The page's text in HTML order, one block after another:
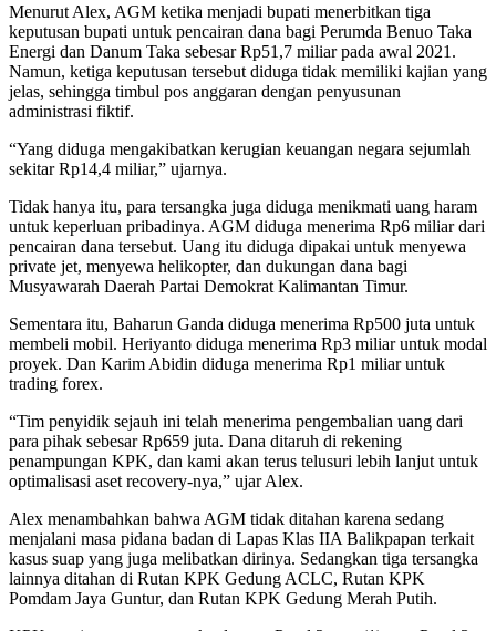
Menurut Alex, AGM ketika menjadi bupati menerbitkan tiga
keputusan bupati untuk pencairan dana bagi Perumda Benuo Taka
Energi dan Danum Taka sebesar Rp51,7 miliar pada awal 2021.
Namun, ketiga keputusan tersebut diduga tidak memiliki kajian yang
jelas, sehingga timbul pos anggaran dengan penyusunan
administrasi fiktif.
“Yang diduga mengakibatkan kerugian keuangan negara sejumlah
sekitar Rp14,4 miliar,” ujarnya.
Tidak hanya itu, para tersangka juga diduga menikmati uang haram
untuk keperluan pribadinya. AGM diduga menerima Rp6 miliar dari
pencairan dana tersebut. Uang itu diduga dipakai untuk menyewa
private jet, menyewa helikopter, dan dukungan dana bagi
Musyawarah Daerah Partai Demokrat Kalimantan Timur.
Sementara itu, Baharun Ganda diduga menerima Rp500 juta untuk
membeli mobil. Heriyanto diduga menerima Rp3 miliar untuk modal
proyek. Dan Karim Abidin diduga menerima Rp1 miliar untuk
trading forex.
“Tim penyidik sejauh ini telah menerima pengembalian uang dari
para pihak sebesar Rp659 juta. Dana ditaruh di rekening
penampungan KPK, dan kami akan terus telusuri lebih lanjut untuk
optimalisasi aset recovery-nya,” ujar Alex.
Alex menambahkan bahwa AGM tidak ditahan karena sedang
menjalani masa pidana badan di Lapas Klas IIA Balikpapan terkait
kasus suap yang juga melibatkan dirinya. Sedangkan tiga tersangka
lainnya ditahan di Rutan KPK Gedung ACLC, Rutan KPK
Pomdam Jaya Guntur, dan Rutan KPK Gedung Merah Putih.